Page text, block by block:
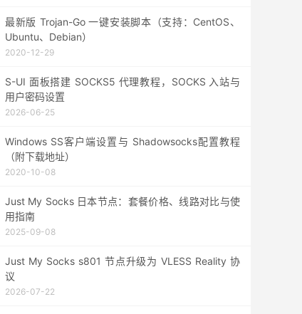
最新版 Trojan-Go 一键安装脚本（支持：CentOS、
Ubuntu、Debian）
2020-12-29
S-UI 面板搭建 SOCKS5 代理教程，SOCKS 入站与
用户密码设置
2026-06-25
Windows SS客户端设置与 Shadowsocks配置教程
（附下载地址）
2020-10-08
Just My Socks 日本节点：套餐价格、线路对比与使
用指南
2025-09-08
Just My Socks s801 节点升级为 VLESS Reality 协
议
2026-07-22